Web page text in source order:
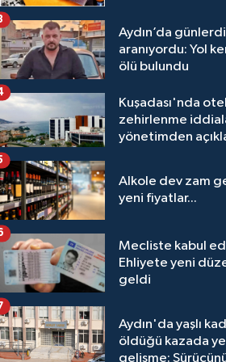
Aydın’da
aranıyordu: Yol
ölü bulundu
Kuşadası'nda
zehirlenme
yönetimden
Alkole dev zam
yeni fiyatlar...
Mecliste kabul
Ehliyete yeni
geldi
Aydın'da yaşlı
öldüğü kazada
gelişme: